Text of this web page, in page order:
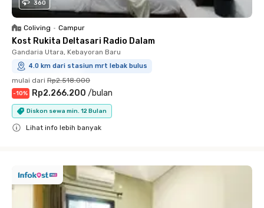
360
Coliving • Campur
Kost Rukita Deltasari Radio Dalam
Gandaria Utara, Kebayoran Baru
4.0 km dari stasiun mrt lebak bulus
mulai dari Rp2.518.000
-10% Rp2.266.200 /bulan
Diskon sewa min. 12 Bulan
Lihat info lebih banyak